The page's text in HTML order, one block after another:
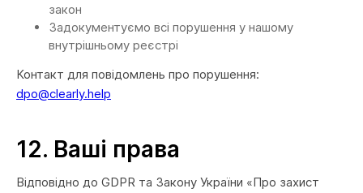
закон
Задокументуємо всі порушення у нашому
внутрішньому реєстрі
Контакт для повідомлень про порушення:
dpo@clearly.help
12. Ваші права
Відповідно до GDPR та Закону України «Про захист